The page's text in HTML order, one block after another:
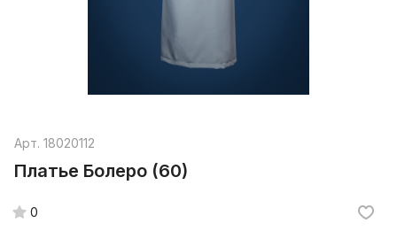
Арт. 18020112
Платье Болеро (60)
0